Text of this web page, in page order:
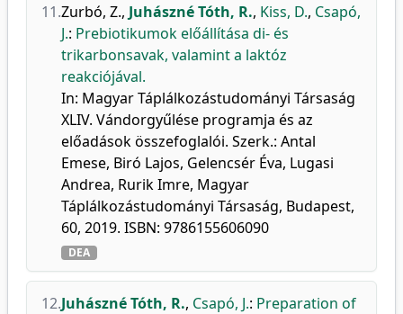
11.Zurbó, Z., Juhászné Tóth, R., Kiss, D., Csapó,
J.: Prebiotikumok előállítása di- és
trikarbonsavak, valamint a laktóz
reakciójával.
In: Magyar Táplálkozástudományi Társaság
XLIV. Vándorgyűlése programja és az
előadások összefoglalói. Szerk.: Antal
Emese, Biró Lajos, Gelencsér Éva, Lugasi
Andrea, Rurik Imre, Magyar
Táplálkozástudományi Társaság, Budapest,
60, 2019. ISBN: 9786155606090
DEA
12.Juhászné Tóth, R., Csapó, J.: Preparation of